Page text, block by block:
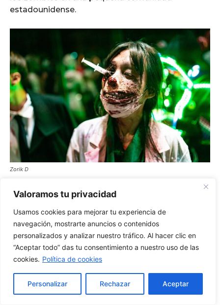
Valoramos tu privacidad
Usamos cookies para mejorar tu experiencia de
navegación, mostrarte anuncios o contenidos
personalizados y analizar nuestro tráfico. Al hacer clic en
“Aceptar todo” das tu consentimiento a nuestro uso de las
cookies. Política de cookies
Personalizar Rechazar Aceptar